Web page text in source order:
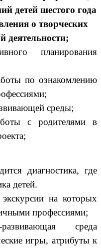
детей шестого года
о творческих
деятельности;
планирования
по ознакомлению
среды;
с родителями в
диагностика, где
детей.
на которых
профессиями;
среда
игры, атрибуты к